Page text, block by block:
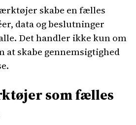
skabe en fælles
data og beslutninger
Det handler ikke kun om
at skabe gennemsigtighed
som fælles